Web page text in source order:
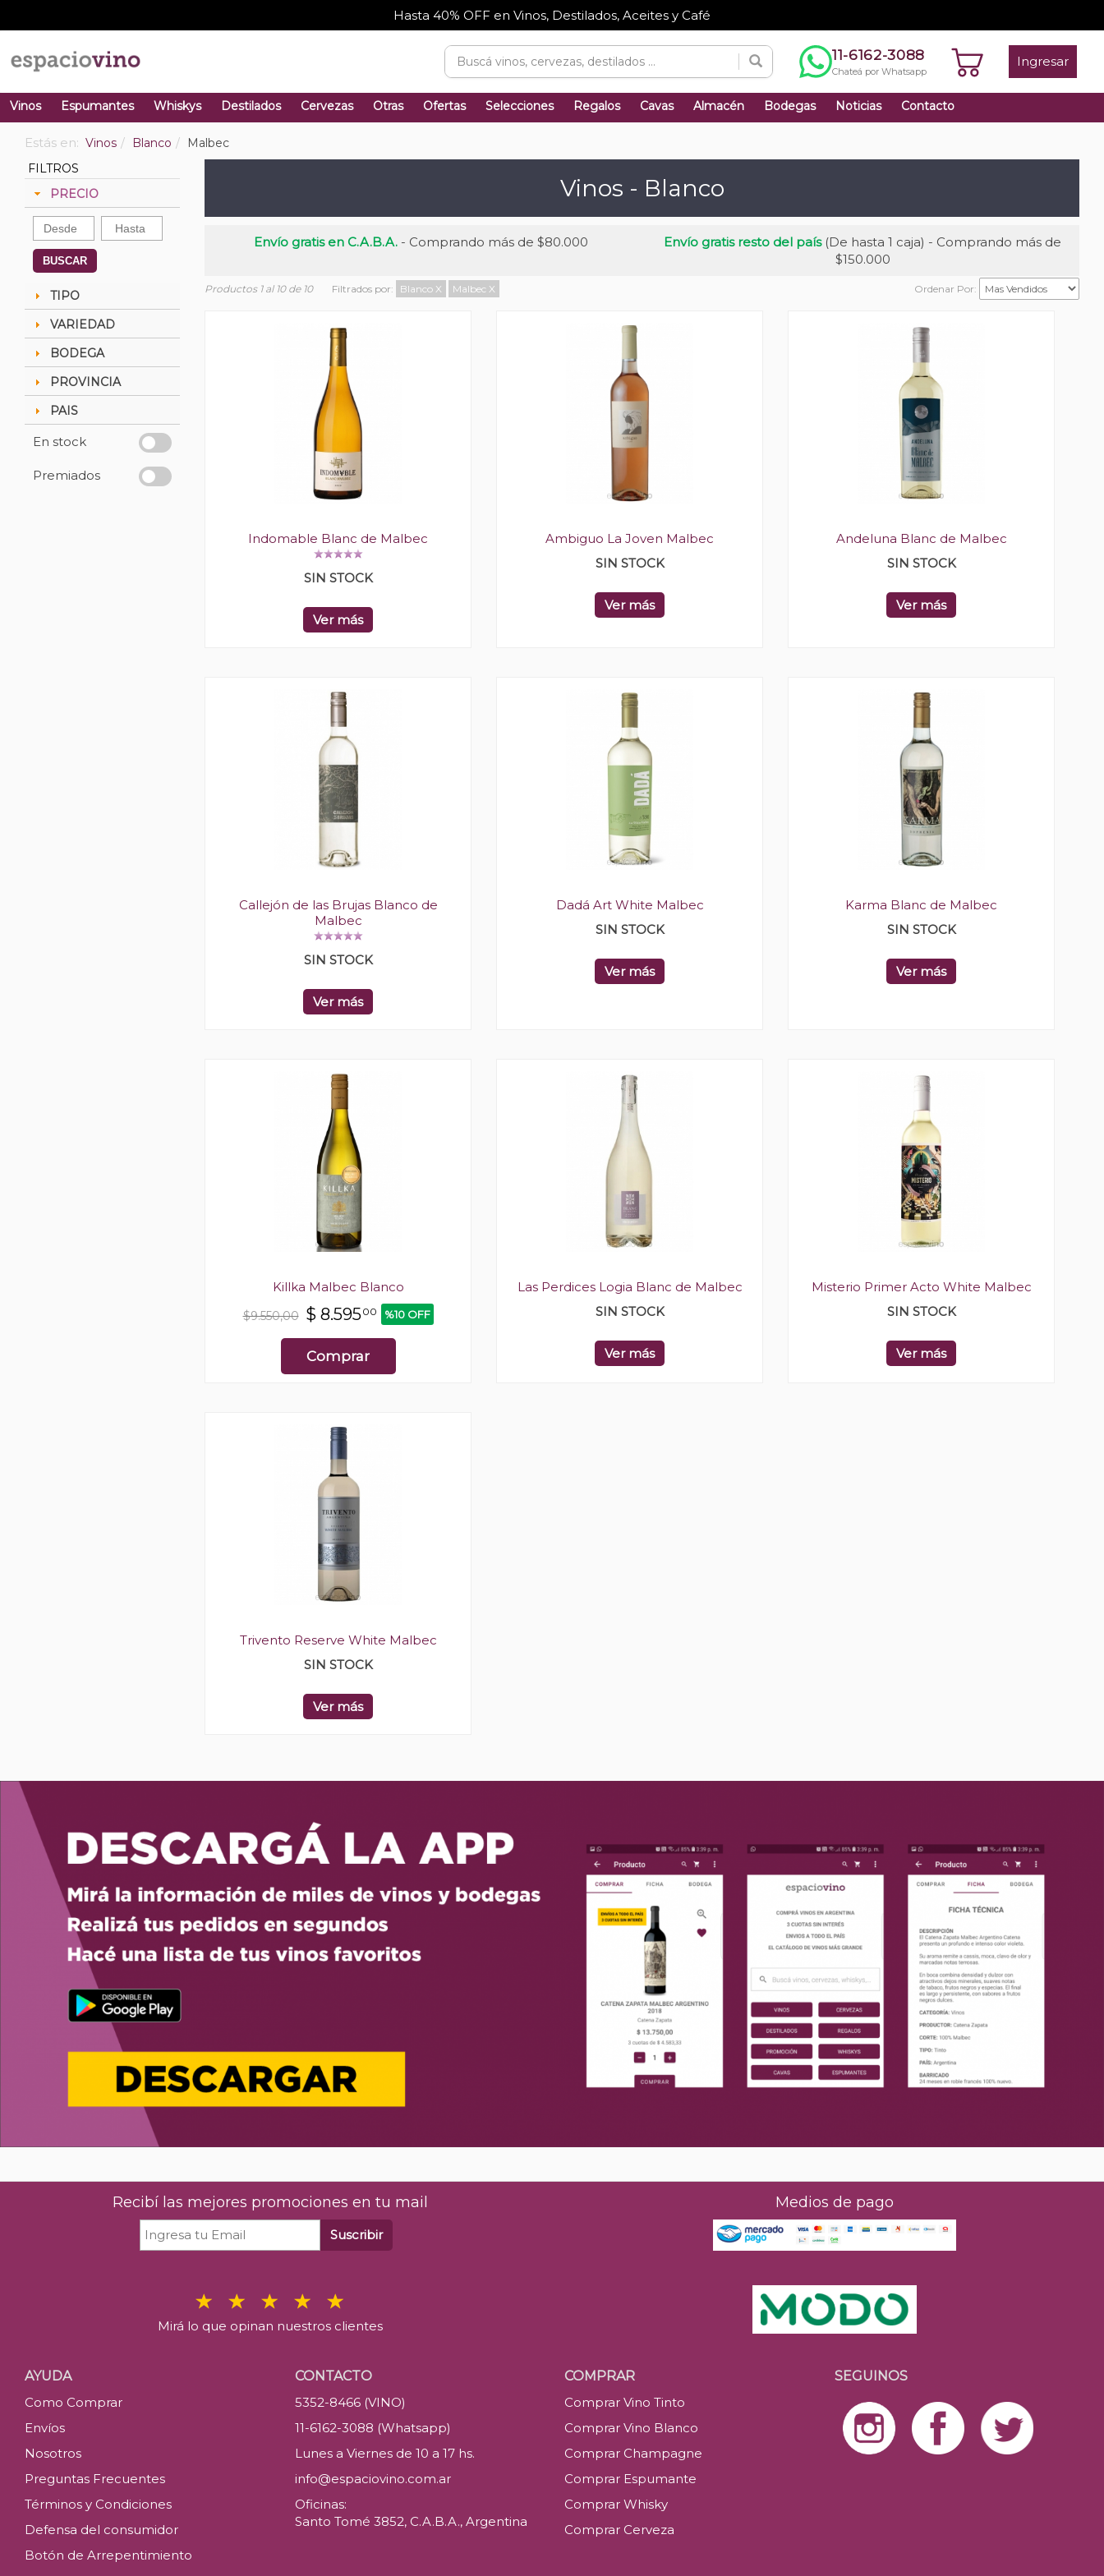
Hasta 40% OFF en Vinos, Destilados, Aceites y Café
11-6162-3088
Chateá por Whatsapp
Ingresar
Vinos Espumantes Whiskys Destilados Cervezas Otras Ofertas Selecciones Regalos Cavas Almacén Bodegas Noticias Contacto
Estás en: Vinos Blanco
Malbec
FILTROS
PRECIO
BUSCAR
TIPO
VARIEDAD
BODEGA
PROVINCIA
PAIS
En stock
Premiados
Vinos - Blanco
Envío gratis en C.A.B.A. - Comprando más de $80.000 Envío gratis resto del país(De hasta 1 caja) - Comprando más de
$150.000
Productos 1 al 10 de 10 Filtrados por: Blanco X Malbec X Ordenar Por:
Indomable Blanc de Malbec
SIN STOCK
Ver más
Ambiguo La Joven Malbec
SIN STOCK
Ver más
Andeluna Blanc de Malbec
SIN STOCK
Ver más
Callejón de las Brujas Blanco de
Malbec
SIN STOCK
Ver más
Dadá Art White Malbec
SIN STOCK
Ver más
Karma Blanc de Malbec
SIN STOCK
Ver más
Killka Malbec Blanco
$9.550,00 $ 8.59500 %10 OFF
Comprar
Las Perdices Logia Blanc de Malbec
SIN STOCK
Ver más
Misterio Primer Acto White Malbec
SIN STOCK
Ver más
Trivento Reserve White Malbec
SIN STOCK
Ver más
Recibí las mejores promociones en tu mail
Suscribir
Mirá lo que opinan nuestros clientes
Medios de pago
AYUDA
Como Comprar
Envíos
Nosotros
Preguntas Frecuentes
Términos y Condiciones
Defensa del consumidor
Botón de Arrepentimiento
CONTACTO
5352-8466 (VINO)
11-6162-3088 (Whatsapp)
Lunes a Viernes de 10 a 17 hs.
info@espaciovino.com.ar
Oficinas:
Santo Tomé 3852, C.A.B.A., Argentina
COMPRAR
Comprar Vino Tinto
Comprar Vino Blanco
Comprar Champagne
Comprar Espumante
Comprar Whisky
Comprar Cerveza
SEGUINOS